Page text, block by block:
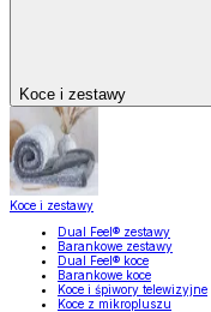
Koce i zestawy
Koce i zestawy
Dual Feel® zestawy
Barankowe zestawy
Dual Feel® koce
Barankowe koce
Koce i śpiwory telewizyjne
Koce z mikropluszu